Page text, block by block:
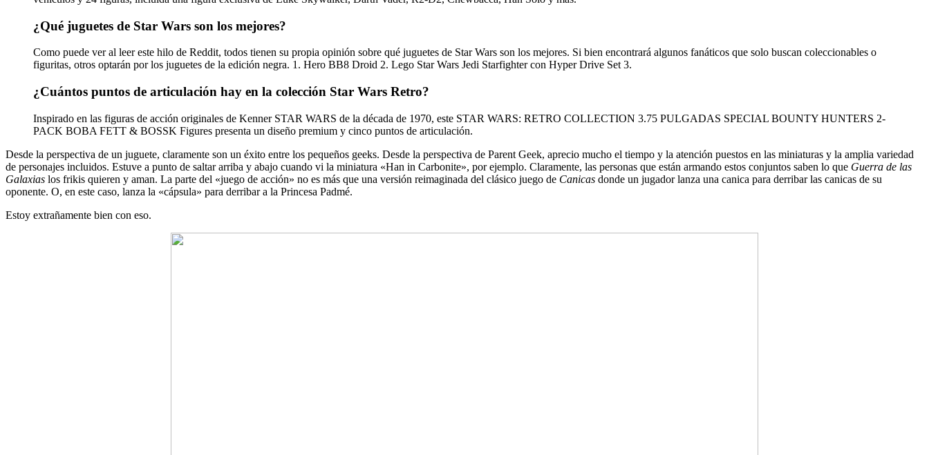
¿Qué juguetes de Star Wars son los mejores?
Como puede ver al leer este hilo de Reddit, todos tienen su propia opinión sobre qué juguetes de Star Wars son los mejores. Si bien encontrará algunos fanáticos que solo buscan coleccionables o
figuritas, otros optarán por los juguetes de la edición negra. 1. Hero BB8 Droid 2. Lego Star Wars Jedi Starfighter con Hyper Drive Set 3.
¿Cuántos puntos de articulación hay en la colección Star Wars Retro?
Inspirado en las figuras de acción originales de Kenner STAR WARS de la década de 1970, este STAR WARS: RETRO COLLECTION 3.75 PULGADAS SPECIAL BOUNTY HUNTERS 2-
PACK BOBA FETT & BOSSK Figures presenta un diseño premium y cinco puntos de articulación.
Desde la perspectiva de un juguete, claramente son un éxito entre los pequeños geeks. Desde la perspectiva de Parent Geek, aprecio mucho el tiempo y la atención puestos en las miniaturas y la amplia variedad
de personajes incluidos. Estuve a punto de saltar arriba y abajo cuando vi la miniatura «Han in Carbonite», por ejemplo. Claramente, las personas que están armando estos conjuntos saben lo que Guerra de las
Galaxias los frikis quieren y aman. La parte del «juego de acción» no es más que una versión reimaginada del clásico juego de Canicas donde un jugador lanza una canica para derribar las canicas de su
oponente. O, en este caso, lanza la «cápsula» para derribar a la Princesa Padmé.
Estoy extrañamente bien con eso.